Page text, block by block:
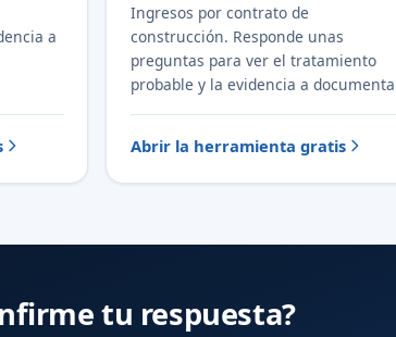
a
Ingresos por contrato de
construcción. Responde unas
preguntas para ver el tratamiento
probable y la evidencia a
Abrir la herramienta gratis
tu respuesta?